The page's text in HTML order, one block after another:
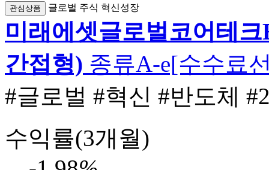
관심상품 글로벌 주식 혁신성장
미래에셋글로벌코어테
간접형) 종류A-e[수수료
#글로벌 #혁신 #반도체
수익률(3개월)